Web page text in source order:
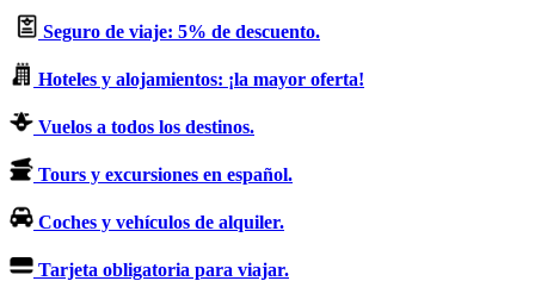
Seguro de viaje: 5% de descuento.
Hoteles y alojamientos: ¡la mayor oferta!
Vuelos a todos los destinos.
Tours y excursiones en español.
Coches y vehículos de alquiler.
Tarjeta obligatoria para viajar.